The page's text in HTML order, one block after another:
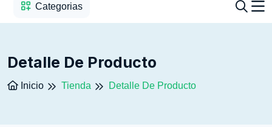
Categorias
Detalle De Producto
Inicio Tienda Detalle De Producto